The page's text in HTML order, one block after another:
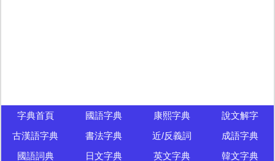
字典首頁 國語字典 康熙字典
說文解字
古漢語字典
書法字典 近/反義詞
成語字典
國語詞典
日文字典 英文字典 韓文字典